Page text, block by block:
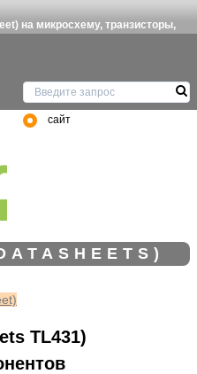
на микросхему, транзисторы,
сайт
TL431)